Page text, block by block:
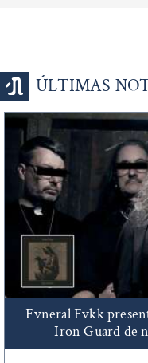
ÚLTIMAS
Fvneral Fvkk
Iron Guard de